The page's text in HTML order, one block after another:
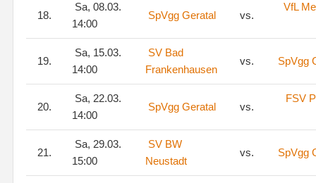
18.
Sa, 08.03.
14:00
SpVgg Geratal vs.
VfL
19.
Sa, 15.03.
14:00
SV Bad
Frankenhausen
vs. SpVgg
20.
Sa, 22.03.
14:00
SpVgg Geratal vs.
FSV
21.
Sa, 29.03.
15:00
SV BW
Neustadt
vs. SpVgg